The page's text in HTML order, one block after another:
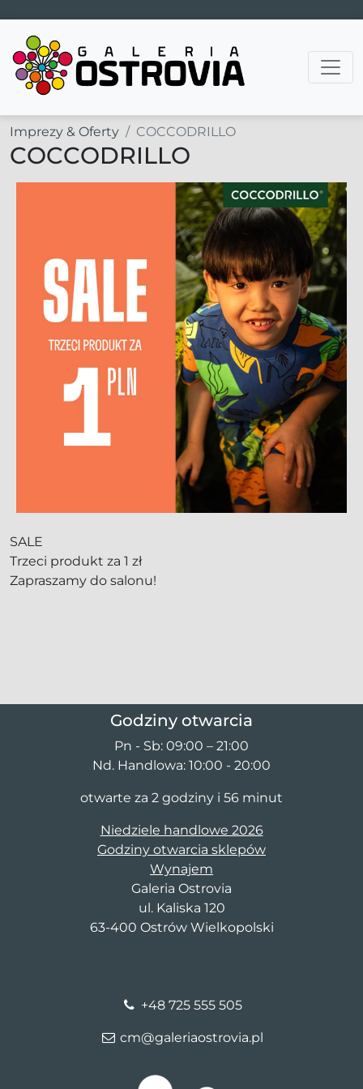
Main Navigation
Imprezy & Oferty COCCODRILLO
COCCODRILLO
SALE
Trzeci produkt za 1 zł
Zapraszamy do salonu!
Godziny otwarcia
Pn - Sb: 09:00 – 21:00
Nd. Handlowa: 10:00 - 20:00
otwarte za 2 godziny i 56 minut
Niedziele handlowe 2026
Godziny otwarcia sklepów
Wynajem
Galeria Ostrovia
ul. Kaliska 120
63-400 Ostrów Wielkopolski
+48 725 555 505
cm@galeriaostrovia.pl